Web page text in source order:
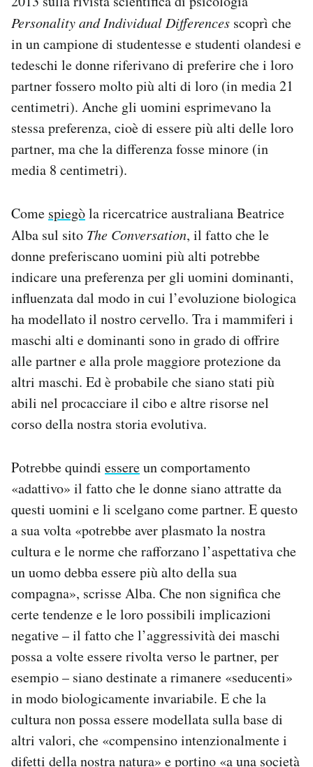
Personality and Individual Differences scoprì che
in un campione di studentesse e studenti olandesi e
tedeschi le donne riferivano di preferire che i loro
partner fossero molto più alti di loro (in media 21
centimetri). Anche gli uomini esprimevano la
stessa preferenza, cioè di essere più alti delle loro
partner, ma che la differenza fosse minore (in
media 8 centimetri).
Come spiegòla ricercatrice australiana Beatrice
Alba sul sito The Conversation, il fatto che le
donne preferiscano uomini più alti potrebbe
indicare una preferenza per gli uomini dominanti,
influenzata dal modo in cui l’evoluzione biologica
ha modellato il nostro cervello. Tra i mammiferi i
maschi alti e dominanti sono in grado di offrire
alle partner e alla prole maggiore protezione da
altri maschi. Ed è probabile che siano stati più
abili nel procacciare il cibo e altre risorse nel
corso della nostra storia evolutiva.
Potrebbe quindi essereun comportamento
«adattivo» il fatto che le donne siano attratte da
questi uomini e li scelgano come partner. E questo
a sua volta «potrebbe aver plasmato la nostra
cultura e le norme che rafforzano l’aspettativa che
un uomo debba essere più alto della sua
compagna», scrisse Alba. Che non significa che
certe tendenze e le loro possibili implicazioni
negative – il fatto che l’aggressività dei maschi
possa a volte essere rivolta verso le partner, per
esempio – siano destinate a rimanere «seducenti»
in modo biologicamente invariabile. E che la
cultura non possa essere modellata sulla base di
altri valori, che «compensino intenzionalmente i
difetti della nostra natura» e portino «a una società